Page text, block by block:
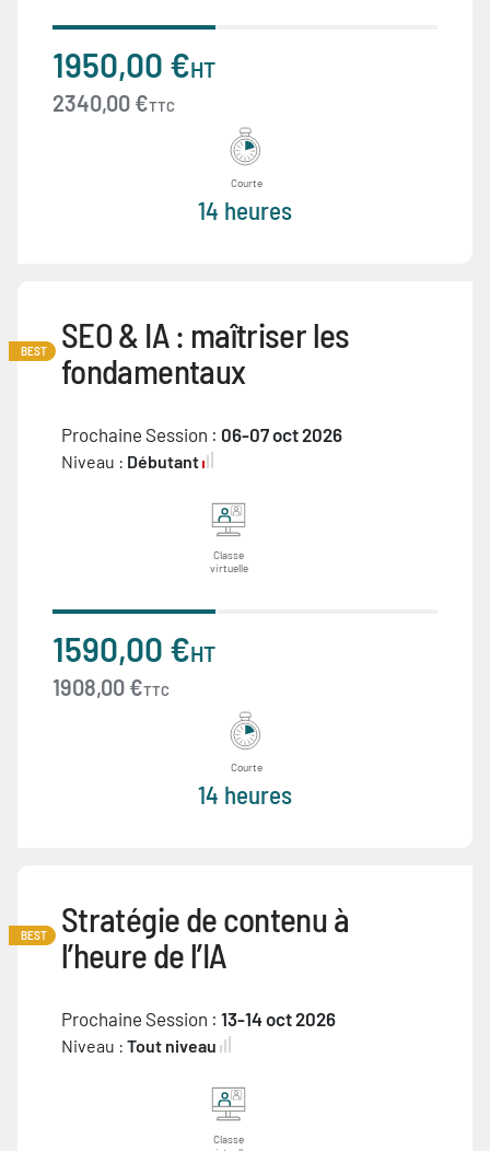
1950,00 €HT
2340,00 €TTC
Courte
14 heures
BEST
SEO & IA : maîtriser les
fondamentaux
Prochaine Session : 06-07 oct 2026
Niveau : Débutant
Classe
virtuelle
1590,00 €HT
1908,00 €TTC
Courte
14 heures
BEST
Stratégie de contenu à
l’heure de l’IA
Prochaine Session : 13-14 oct 2026
Niveau : Tout niveau
Classe